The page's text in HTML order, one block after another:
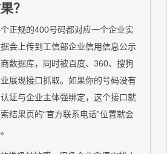
？
正规的400号码都对应一个企业实
会上传到工信部企业信用信息公示
数据库，同时被百度、360、搜狗
展现接口抓取。如果你的号码没有
证与企业主体强绑定，这个接口就
结果页的“官方联系电话”位置就会